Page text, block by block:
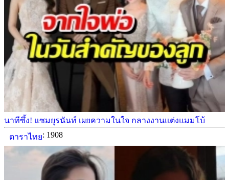
นาทีซึ้ง! แซมยุรนันท์ เผยความในใจ กลางงานแต่งแมมโบ้
ดาราไทย: 1908